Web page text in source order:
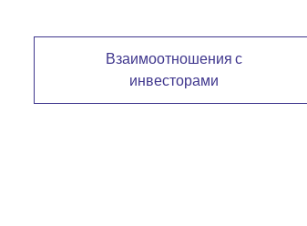
Взаимоотношения с
инвесторами